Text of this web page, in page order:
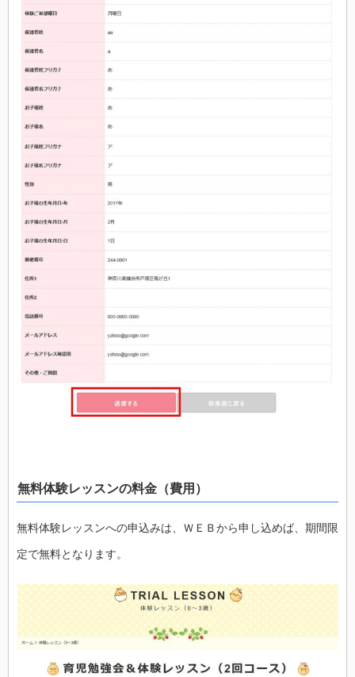
無料体験レッスンの料金（費用）
無料体験レッスンへの申込みは、ＷＥＢから申し込めば、期間限
定で無料となります。